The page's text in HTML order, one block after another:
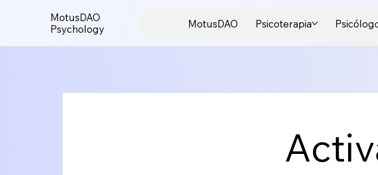
MotusDAO
Psychology
MotusDAO Psicoterapia